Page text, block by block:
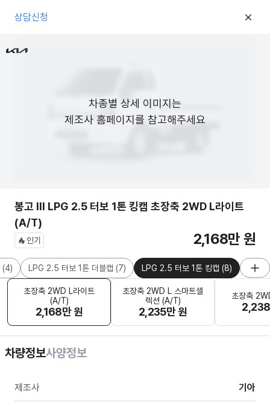
상담신청
차종별 상세 이미지는
제조사 홈페이지를 참고해주세요
봉고 III LPG 2.5 터보 1톤 킹캡 초장축 2WD L라이트
(A/T)
인기 2,168만 원
(4) LPG 2.5 터보 1톤 더블캡 (7) LPG 2.5 터보 1톤 킹캡 (8)
초장축 2WD L라이트
(A/T)
2,168만 원
초장축 2WD L 스마트셀
렉션 (A/T)
2,235만 원
초장축
차량정보사양정보
제조사 기아